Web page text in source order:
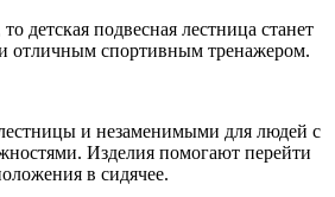
детская подвесная лестница станет
отличным спортивным тренажером.
и незаменимыми для людей с
Изделия помогают перейти
в сидячее.